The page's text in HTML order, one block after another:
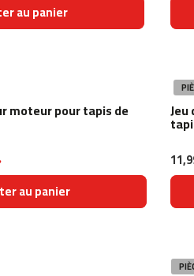
au panier
moteur pour tapis de
au panier